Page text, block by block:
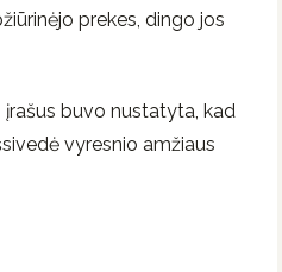
prekes, dingo jos
įrašus buvo nustatyta, kad
vyresnio amžiaus